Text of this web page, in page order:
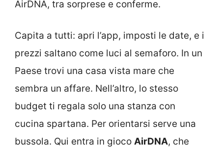
AirDNA, tra sorprese e conferme.
Capita a tutti: apri l’app, imposti le date, e i
prezzi saltano come luci al semaforo. In un
Paese trovi una casa vista mare che
sembra un affare. Nell’altro, lo stesso
budget ti regala solo una stanza con
cucina spartana. Per orientarsi serve una
bussola. Qui entra in gioco AirDNA, che